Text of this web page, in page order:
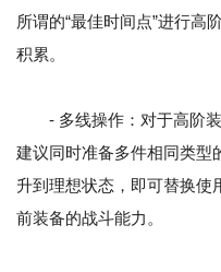
所谓的“最佳时间点”进行高
积累。
- 多线操作：对于高阶装
建议同时准备多件相同类型
升到理想状态，即可替换使
前装备的战斗能力。